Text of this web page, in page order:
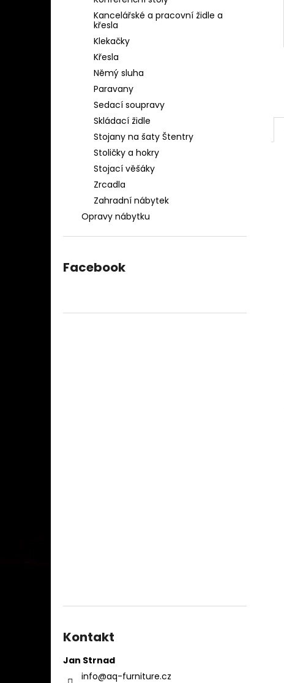
Kancelářské a pracovní židle a
křesla
Klekačky
Křesla
Němý sluha
Paravany
Sedací soupravy
Skládací židle
Stojany na šaty Štentry
Stoličky a hokry
Stojací věšáky
Zrcadla
Zahradní nábytek
Opravy nábytku
Facebook
Kontakt
Jan Strnad
info@aq-furniture.cz
1 280 Kč